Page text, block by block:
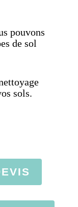
pouvons
de sol
sols.